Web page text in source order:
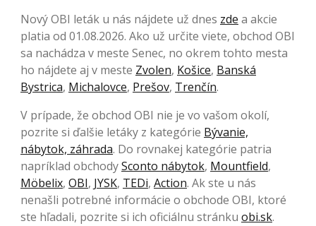
Nový OBI leták u nás nájdete už dnes zde a akcie
platia od 01.08.2026. Ako už určite viete, obchod OBI
sa nachádza v meste Senec, no okrem tohto mesta
ho nájdete aj v meste Zvolen, Košice, Banská
Bystrica, Michalovce, Prešov, Trenčín.
V prípade, že obchod OBI nie je vo vašom okolí,
pozrite si ďalšie letáky z kategórie Bývanie,
nábytok, záhrada. Do rovnakej kategórie patria
napríklad obchodySconto nábytok, Mountfield,
Möbelix, OBI, JYSK, TEDi, Action. Ak ste u nás
nenašli potrebné informácie o obchode OBI, ktoré
ste hľadali, pozrite si ich oficiálnu stránku obi.sk.